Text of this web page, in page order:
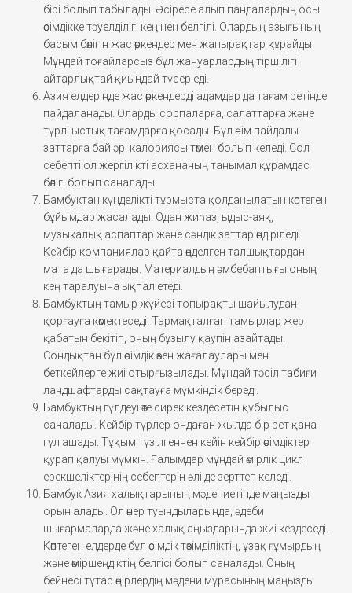
бірі болып табылады. Әсіресе алып пандалардың осы
өсімдікке тәуелділігі кеңінен белгілі. Олардың азығының
басым бөлігін жас өркендер мен жапырақтар құрайды.
Мұндай тоғайларсыз бұл жануарлардың тіршілігі
айтарлықтай қиындай түсер еді.
Азия елдерінде жас өркендерді адамдар да тағам ретінде
пайдаланады. Оларды сорпаларға, салаттарға және
түрлі ыстық тағамдарға қосады. Бұл өнім пайдалы
заттарға бай әрі калориясы төмен болып келеді. Сол
себепті ол жергілікті асхананың танымал құрамдас
бөлігі болып саналады.
Бамбуктан күнделікті тұрмыста қолданылатын көптеген
бұйымдар жасалады. Одан жиһаз, ыдыс-аяқ,
музыкалық аспаптар және сәндік заттар өндіріледі.
Кейбір компаниялар қайта өңделген талшықтардан
мата да шығарады. Материалдың әмбебаптығы оның
кең таралуына ықпал етеді.
Бамбуктың тамыр жүйесі топырақты шайылудан
қорғауға көмектеседі. Тармақталған тамырлар жер
қабатын бекітіп, оның бұзылу қаупін азайтады.
Сондықтан бұл өсімдік өзен жағалаулары мен
беткейлерге жиі отырғызылады. Мұндай тәсіл табиғи
ландшафтарды сақтауға мүмкіндік береді.
Бамбуктың гүлдеуі өте сирек кездесетін құбылыс
саналады. Кейбір түрлер ондаған жылда бір рет қана
гүл ашады. Тұқым түзілгеннен кейін кейбір өсімдіктер
қурап қалуы мүмкін. Ғалымдар мұндай өмірлік цикл
ерекшеліктерінің себептерін әлі де зерттеп келеді.
Бамбук Азия халықтарының мәдениетінде маңызды
орын алады. Ол өнер туындыларында, әдеби
шығармаларда және халық аңыздарында жиі кездеседі.
Көптеген елдерде бұл өсімдік төзімділіктің, ұзақ ғұмырдың
және өміршеңдіктің белгісі болып саналады. Оның
бейнесі тұтас өңірлердің мәдени мұрасының маңызды